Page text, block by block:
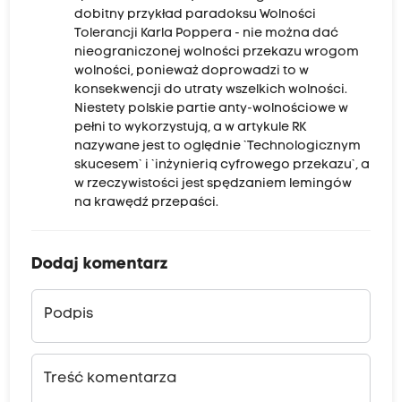
dobitny przykład paradoksu Wolności
Tolerancji Karla Poppera - nie można dać
nieograniczonej wolności przekazu wrogom
wolności, ponieważ doprowadzi to w
konsekwencji do utraty wszelkich wolności.
Niestety polskie partie anty-wolnościowe w
pełni to wykorzystują, a w artykule RK
nazywane jest to oględnie `Technologicznym
skucesem` i `inżynierią cyfrowego przekazu`, a
w rzeczywistości jest spędzaniem lemingów
na krawędź przepaści.
Dodaj komentarz
Podpis
Treść komentarza